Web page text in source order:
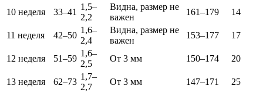
10 неделя
33–41
1,5–
2,2
Видна, размер не
важен
161–179 14
11 неделя 42–50
1,6–
2,4
Видна, размер не
важен
153–177 17
12 неделя 51–59
1,6–
2,5
От 3 мм 150–174 20
13 неделя 62–73
1,7–
2,7
От 3 мм 147–171 25